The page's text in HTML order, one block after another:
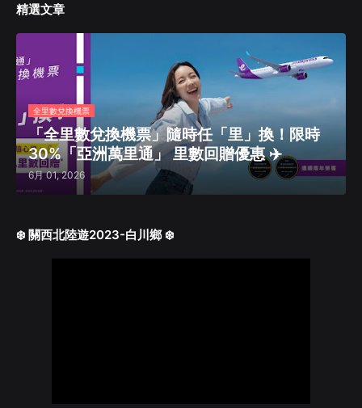
精選文章
全里數兌換機票
「全里數兌換機票」隨時任「里」換！限時
30%「亞洲萬里通」 里數回贈優惠 ✈️
6月 01, 2026
❄️ 關西北陸遊2023-白川鄉 ❄️